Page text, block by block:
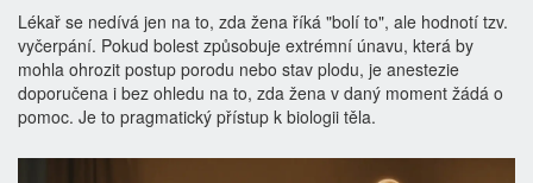
Lékař se nedívá jen na to, zda žena říká "bolí to", ale hodnotí tzv.
vyčerpání. Pokud bolest způsobuje extrémní únavu, která by
mohla ohrozit postup porodu nebo stav plodu, je anestezie
doporučena i bez ohledu na to, zda žena v daný moment žádá o
pomoc. Je to pragmatický přístup k biologii těla.